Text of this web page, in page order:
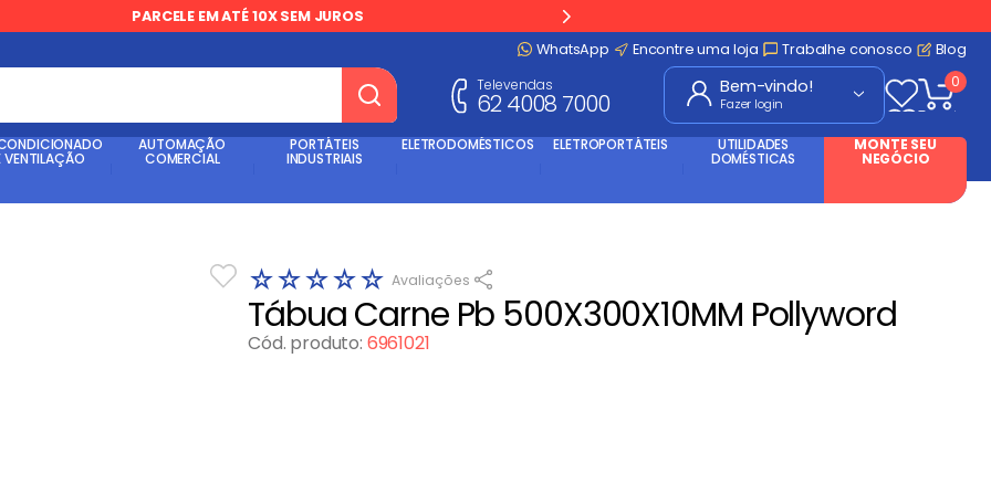
PARCELE EM ATÉ 10X SEM JUROS
WhatsApp
Encontre uma loja Trabalhe conosco Blog
Televendas
62 4008 7000 Fazer login
0
VENTILAÇÃO
AUTOMAÇÃO
COMERCIAL
PORTÁTEIS
INDUSTRIAIS
ELETRODOMÉSTICOS ELETROPORTÁTEIS UTILIDADES
DOMÉSTICAS
MONTE SEU
NEGÓCIO
☆☆☆☆☆
Tábua Carne Pb 500X300X10MM Pollyword
Cód. produto: 6961021